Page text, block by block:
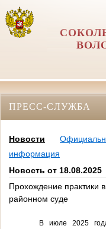
ПРЕСС-СЛУЖБА
Новости
информация
Новость от 18.08.2025
Прохождение практики
районном суде
В июле 2025